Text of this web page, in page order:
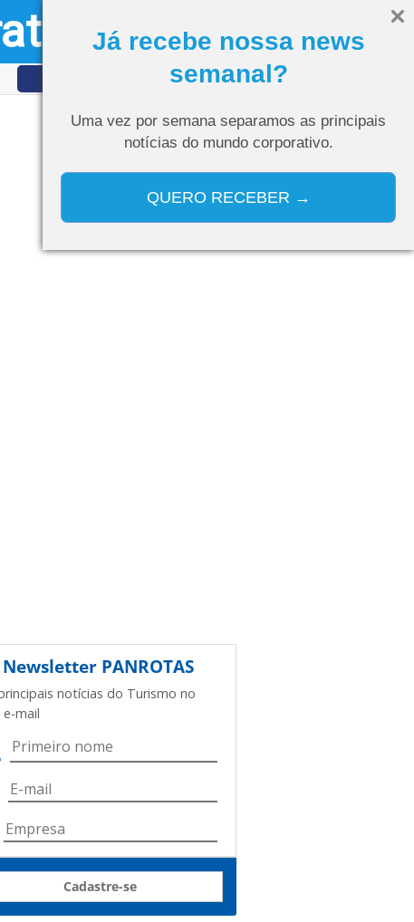
Já recebe nossa news
semanal?
Uma vez por semana separamos as principais
notícias do mundo corporativo.
QUERO RECEBER →
Curso de IA
Newsletter PANROTAS
notícias do Turismo no
e-mail
Cadastre-se